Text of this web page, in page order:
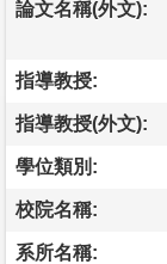
論文名稱(外文):
指導教授:
指導教授(外文):
學位類別:
校院名稱:
系所名稱: